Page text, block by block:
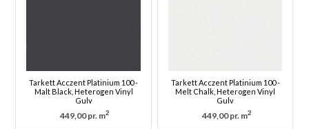
Tarkett Acczent Platinium 100 -
Malt Black, Heterogen Vinyl
Gulv
449,00 pr. m2
Tarkett Acczent Platinium 100 -
Melt Chalk, Heterogen Vinyl
Gulv
449,00 pr. m2